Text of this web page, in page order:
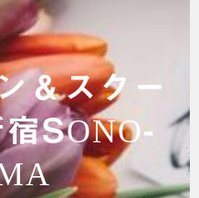
＆スクー
SONO-